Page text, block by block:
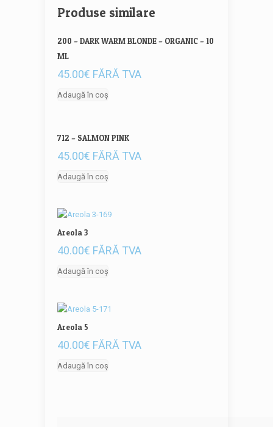
Produse similare
200 – DARK WARM BLONDE – ORGANIC – 10
ML
45.00€ FĂRĂ TVA
Adaugă în coș
712 – SALMON PINK
45.00€ FĂRĂ TVA
Adaugă în coș
Areola 3
40.00€ FĂRĂ TVA
Adaugă în coș
Areola 5
40.00€ FĂRĂ TVA
Adaugă în coș